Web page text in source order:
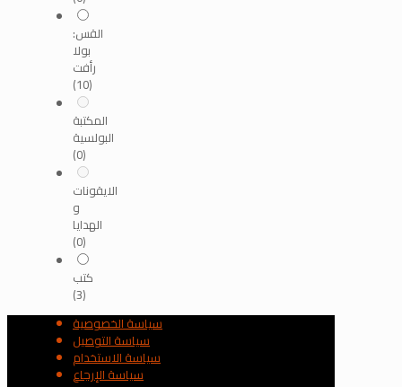
القس:
بولا
رأفت
(10)
المكتبة
البولسية
(0)
الايقونات
و
الهدايا
(0)
كتب
(3)
سياسة الخصوصية
سياسة التوصيل
سياسة الاستخدام
سياسة الإرجاع